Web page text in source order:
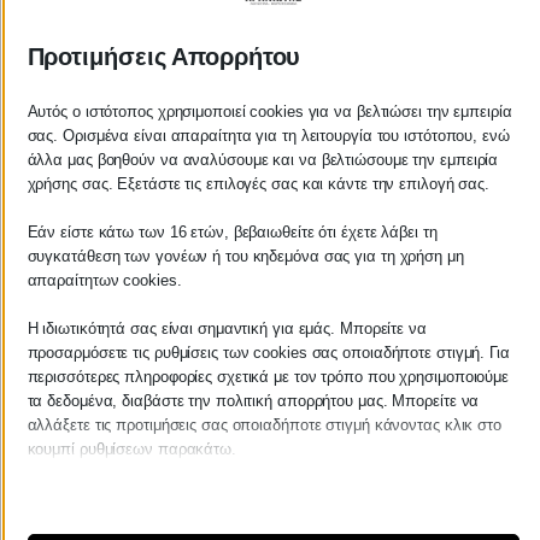
μισθωτή ο οποίος αναλαμβάνει την ανέγερση και ο
οποίος πραγματικά καταβάλλει τα χρηματικά ποσά
της εν λόγω δαπάνης.
8.Η αξία αγοράς ακινήτου που λαμβάνεται υπόψη
για τον υπολογισμό της τεκμαρτής δαπάνης
απόκτησης, όταν το ακίνητο αποκτάται με
αναγκαστικό πλειστηριασμό, είναι το ποσό του
εκπλειστηριάσματος και κάθε άλλο ποσό (π.χ.
φόρος μεταβίβασης, συμβολαιογραφικά) που
πραγματικά κατέβαλε ο υπερθεματιστής, εκτός
βέβαια εάν από κάποιο άλλο στοιχείο προκύψει
εικονικότητα του πλειστηριασμού ή συμφωνία για
Προτιμήσεις Απορρήτου
Αυτός ο ιστότοπος χρησιμοποιεί cookies για να βελτιώσει την εμπειρία
σας. Ορισμένα είναι απαραίτητα για τη λειτουργία του ιστότοπου, ενώ
άλλα μας βοηθούν να αναλύσουμε και να βελτιώσουμε την εμπειρία
χρήσης σας. Εξετάστε τις επιλογές σας και κάντε την επιλογή σας.
Εάν είστε κάτω των 16 ετών, βεβαιωθείτε ότι έχετε λάβει τη
συγκατάθεση των γονέων ή του κηδεμόνα σας για τη χρήση μη
απαραίτητων cookies.
Η ιδιωτικότητά σας είναι σημαντική για εμάς. Μπορείτε να
προσαρμόσετε τις ρυθμίσεις των cookies σας οποιαδήποτε στιγμή. Για
περισσότερες πληροφορίες σχετικά με τον τρόπο που χρησιμοποιούμε
τα δεδομένα, διαβάστε την πολιτική απορρήτου μας. Μπορείτε να
αλλάξετε τις προτιμήσεις σας οποιαδήποτε στιγμή κάνοντας κλικ στο
κουμπί ρυθμίσεων παρακάτω.